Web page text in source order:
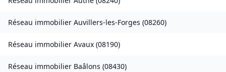
Réseau immobilier Auvillers-les-Forges (08260)
Réseau immobilier Avaux (08190)
Réseau immobilier Baâlons (08430)